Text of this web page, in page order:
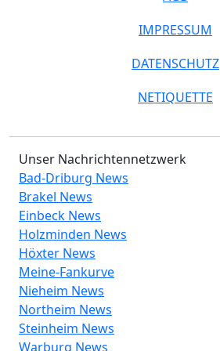
IMPRESSUM
DATENSCHUTZ
NETIQUETTE
Unser Nachrichtennetzwerk
Bad-Driburg News
Brakel News
Einbeck News
Holzminden News
Höxter News
Meine-Fankurve
Nieheim News
Northeim News
Steinheim News
Warburg News